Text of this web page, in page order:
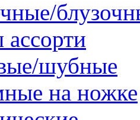
шубные
на ножке